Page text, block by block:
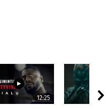
12:25